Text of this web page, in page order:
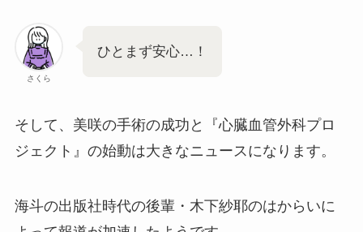
さくら
ひとまず安心…！
そして、美咲の手術の成功と『心臓血管外科プロ
ジェクト』の始動は大きなニュースになります。
海斗の出版社時代の後輩・木下紗耶のはからいに